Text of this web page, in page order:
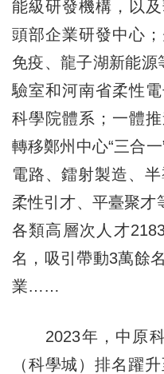
能級研發機構，以
頭部企業研發中心
免疫、龍子湖新能
驗室和河南省柔性
科學院體系；一體
轉移鄭州中心“三合
電路、鐳射製造、
柔性引才、平臺聚才
各類高層次人才
名，吸引帶動3萬餘
業……
2023年，中原科
（科學城）排名躍